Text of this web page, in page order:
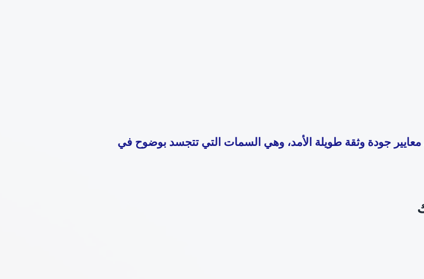
جودة وثقة طويلة الأمد، وهي السمات التي تتجسد بوضوح في